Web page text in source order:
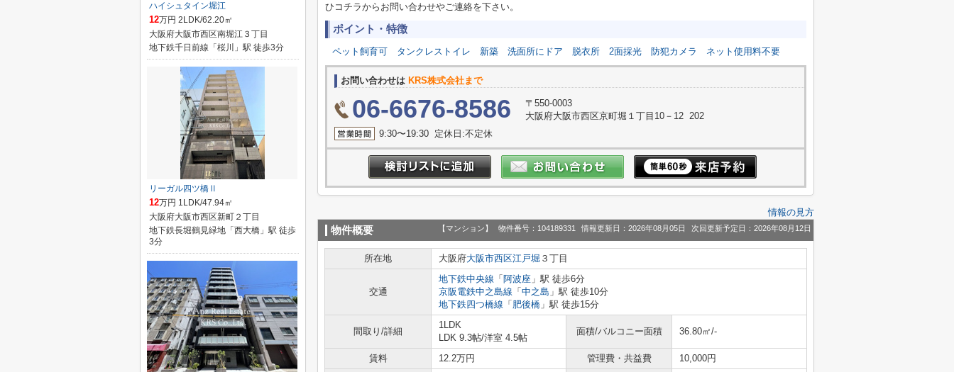
ひコチラからお問い合わせやご連絡を下さい。
ポイント・特徴
ペット飼育可 タンクレストイレ 新築 洗面所にドア 脱衣所 2面採光 防犯カメラ ネット使用料不要
お問い合わせは KRS株式会社まで
06-6676-8586
〒550-0003
大阪府大阪市西区京町堀１丁目10－12 202
9:30〜19:30 定休日:不定休
情報の見方
物件概要 【マンション】 物件番号：104189331 情報更新日：2026年08月05日 次回更新予定日：2026年08月12日
所在地 大阪府大阪市西区江戸堀 ３丁目
交通
地下鉄中央線 「 阿波座 」駅 徒歩6分
京阪電鉄中之島線 「 中之島 」駅 徒歩10分
地下鉄四つ橋線 「 肥後橋 」駅 徒歩15分
間取り/詳細
1LDK
LDK 9.3帖/洋室 4.5帖
面積/バルコニー面積 36.80㎡/-
賃料 12.2万円 管理費・共益費
10,000円
ハイシュタイン堀江
12万円 2LDK/62.20㎡
大阪府大阪市西区南堀江３丁目
地下鉄千日前線「桜川」駅 徒歩3分
リーガル四ツ橋Ⅱ
12万円 1LDK/47.94㎡
大阪府大阪市西区新町２丁目
地下鉄長堀鶴見緑地「西大橋」駅 徒歩
3分